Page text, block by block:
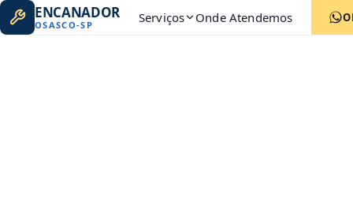
ENCANADOR
OSASCO-SP Serviços Onde Atendemos